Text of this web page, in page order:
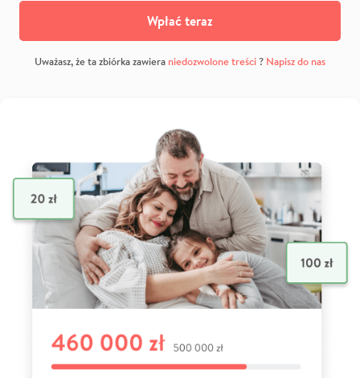
Wpłać teraz
Uważasz, że ta zbiórka zawiera niedozwolone treści? Napisz do nas